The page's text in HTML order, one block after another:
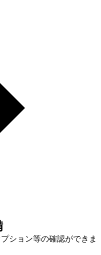
ション等の確認ができま